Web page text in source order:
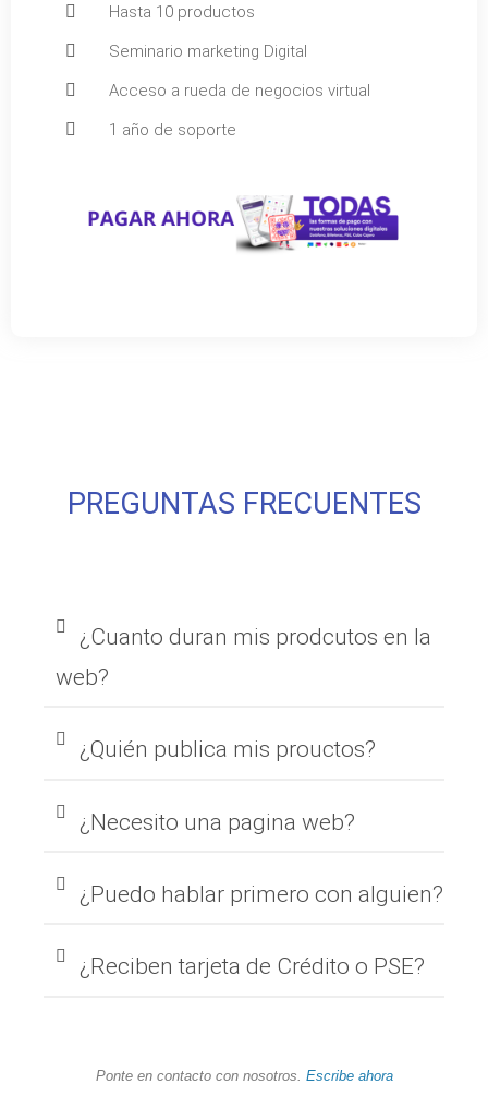
Hasta 10 productos
Seminario marketing Digital
Acceso a rueda de negocios virtual
1 año de soporte
PREGUNTAS FRECUENTES
¿Cuanto duran mis prodcutos en la
web?
¿Quién publica mis prouctos?
¿Necesito una pagina web?
¿Puedo hablar primero con alguien?
¿Reciben tarjeta de Crédito o PSE?
Ponte en contacto con nosotros. Escribe ahora